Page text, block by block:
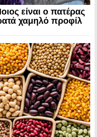
είναι ο πατέρας
χαμηλό προφίλ